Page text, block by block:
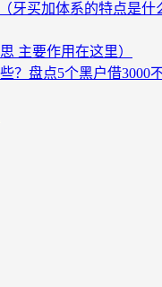
牙买加体系的特点是什
主要作用在这里）
？盘点5个黑户借3000